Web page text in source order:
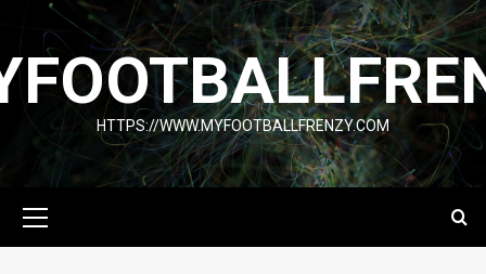
content
HTTPS://WWW.MYFOOTBALLFRENZY.COM
Menu